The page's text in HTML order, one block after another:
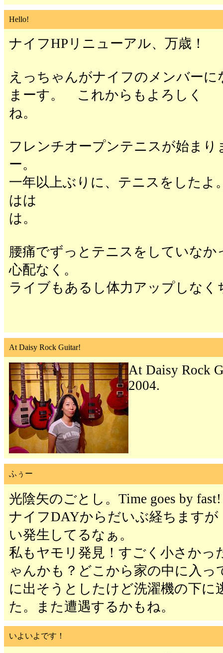
Hello!
ナイフHPリニューアル、万歳！
えっちゃんがナイフのメンバー
まーす。 これからもよろしく
フレンチオープンテニスが始まり
一年以上ぶりに、テニスをしたよ
はは
腰痛でずっとテニスをしていな
心配なく。
ライブもあるし体力アップしなく
At Daisy Rock Guitar!
At Daisy Rock
2004.
ふぅー
光陰矢のごとし。Time goes by fast!
ナイフDAYからだいぶ経ちますが
い発生してるなぁ。
私もヤモリ発見！すごく小さかっ
ゃんかも？どこから家の中に入っ
に出そうとしたけど洗濯機の下に
た。また遭遇するかもね。
いよいよです！